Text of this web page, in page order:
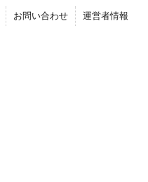
お問い合わせ 運営者情報